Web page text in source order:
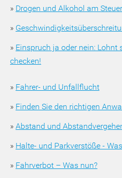
» Drogen und Alkohol am Steuer
»
» Einspruch ja oder nein: Lohnt
checken!
» Fahrer- und Unfallflucht
» Finden Sie den richtigen
» Abstand und
» Halte- und Parkverstöße -
» Fahrverbot – Was nun?